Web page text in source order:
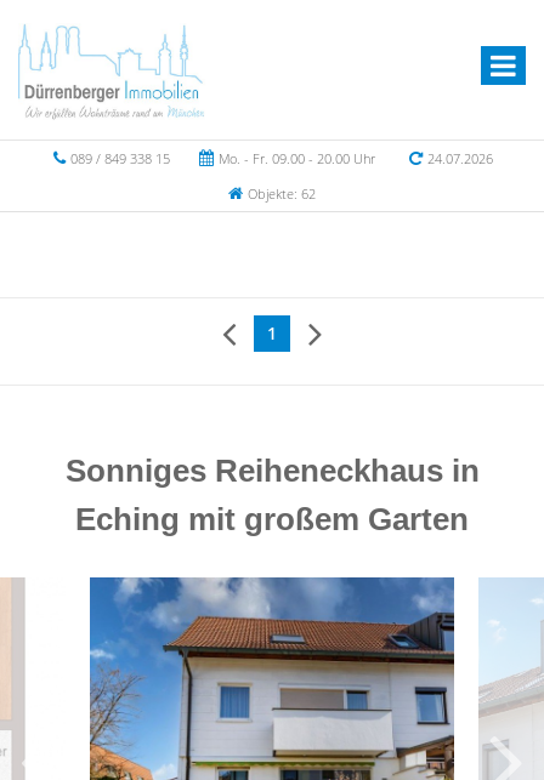
089 / 849 338 15 Mo. - Fr. 09.00 - 20.00 Uhr
24.07.2026
Objekte: 62
1
Sonniges Reiheneckhaus in
Eching mit großem Garten